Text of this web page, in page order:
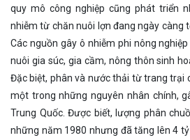
quy mô công nghiệp cũng phát triển
nhiễm từ chăn nuôi lợn đang ngày càng
Các nguồn gây ô nhiễm phi nông
nuôi gia súc, gia cầm, nông thôn sinh
Đặc biệt, phân và nước thải từ trang trại
một trong những nguyên nhân chính,
Trung Quốc. Được biết, lượng phân
những năm 1980 nhưng đã tăng lên 4